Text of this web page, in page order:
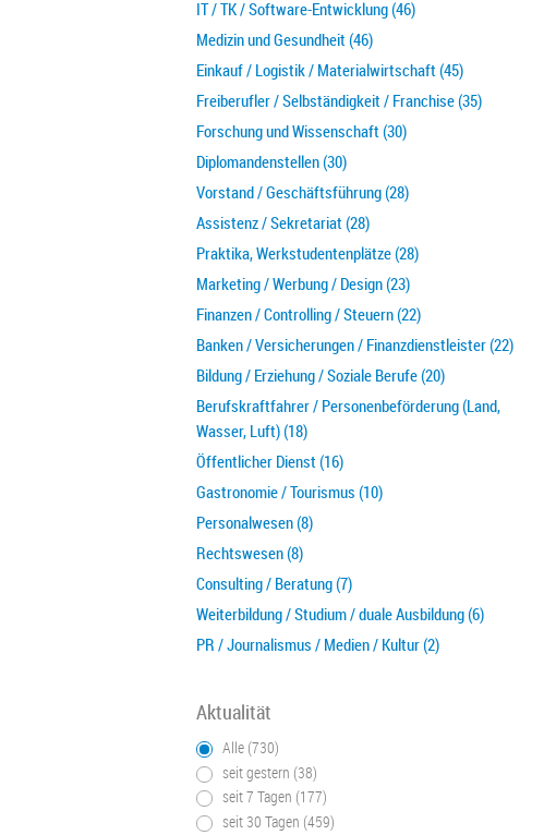
IT / TK / Software-Entwicklung (46)
Medizin und Gesundheit (46)
Einkauf / Logistik / Materialwirtschaft (45)
Freiberufler / Selbständigkeit / Franchise (35)
Forschung und Wissenschaft (30)
Diplomandenstellen (30)
Vorstand / Geschäftsführung (28)
Assistenz / Sekretariat (28)
Praktika, Werkstudentenplätze (28)
Marketing / Werbung / Design (23)
Finanzen / Controlling / Steuern (22)
Banken / Versicherungen / Finanzdienstleister (22)
Bildung / Erziehung / Soziale Berufe (20)
Berufskraftfahrer / Personenbeförderung (Land,
Wasser, Luft) (18)
Öffentlicher Dienst (16)
Gastronomie / Tourismus (10)
Personalwesen (8)
Rechtswesen (8)
Consulting / Beratung (7)
Weiterbildung / Studium / duale Ausbildung (6)
PR / Journalismus / Medien / Kultur (2)
Aktualität
Alle (730)
seit gestern (38)
seit 7 Tagen (177)
seit 30 Tagen (459)